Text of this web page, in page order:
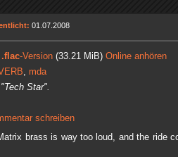
01.07.2008
.flac-Version (33.21 MiB) Online anhören
, mda
Star".
schreiben
brass is way too loud, and the ride